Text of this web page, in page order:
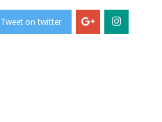
Tweet on twitter